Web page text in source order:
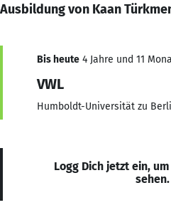
Ausbildung von Kaan
Bis heute 4 Jahre und 11
VWL
Humboldt-Universität zu
Logg Dich jetzt ein,
sehen.